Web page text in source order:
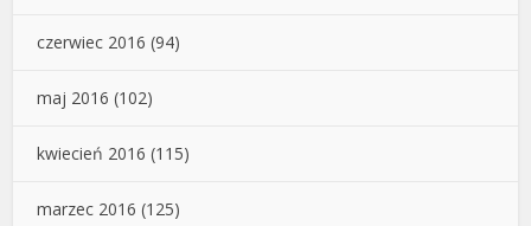
czerwiec 2016 (94)
maj 2016 (102)
kwiecień 2016 (115)
marzec 2016 (125)